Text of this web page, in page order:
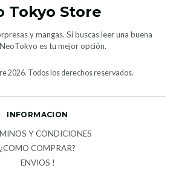
Tokyo Store
y mangas. Si buscas leer una buena
es tu mejor opción.
2026. Todos los derechos reservados.
INFORMACION
Y CONDICIONES
¿COMO COMPRAR?
ENVIOS !